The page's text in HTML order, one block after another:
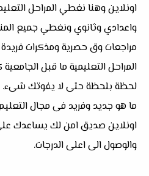
اونلاين وهنا نغطي المراحل
واعدادي وثانوي ونغطي جميع
مراجعات وق حصرية ومذكرات
المراحل التعليمية ما قبل
لحظة بلحظة حتى لا يفوتك شىء.
ما هو جديد وفريد فى مجال
اونلاين صديق امن لك يساعدك على
والوصول الى اعلى الدرجات.